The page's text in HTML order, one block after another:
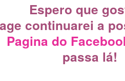
Espero que
continuarei a
Pagina do
passa lá!